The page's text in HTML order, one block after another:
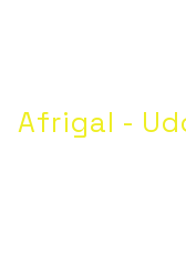
Afrigal -